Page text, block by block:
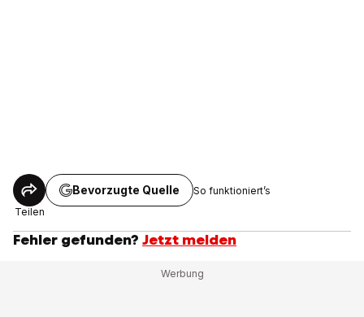
Teilen
Bevorzugte Quelle So funktioniert’s
Fehler gefunden? Jetzt melden